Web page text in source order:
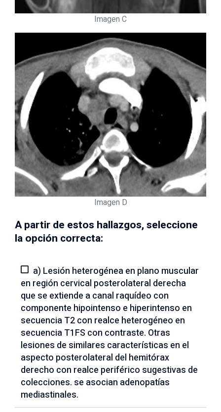
Imagen C
Imagen D
A partir de estos hallazgos, seleccione
la opción correcta:
a) Lesión heterogénea en plano muscular
en región cervical posterolateral derecha
que se extiende a canal raquídeo con
componente hipointenso e hiperintenso en
secuencia T2 con realce heterogéneo en
secuencia T1FS con contraste. Otras
lesiones de similares características en el
aspecto posterolateral del hemitórax
derecho con realce periférico sugestivas de
colecciones. se asocian adenopatías
mediastinales.